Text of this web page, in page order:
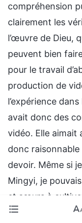
compréhension
clairement les
l’œuvre de Dieu,
peuvent bien
pour le travail
production de
l’expérience
avait donc des
vidéo. Elle aimait
donc raisonnable
devoir. Même si
Mingyi, je
et sœurs à
juste un peu plus